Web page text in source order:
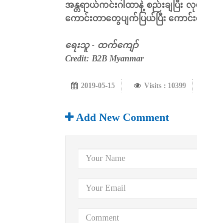
အန္တရာယ်ကင်းဂါထာနဲ့ စည်းချပ
ကောင်းတာတွေပျက်ပြယ်ပြီး ကေ
ရေးသူ - ထက်ကျော်
Credit: B2B Myanmar
2019-05-15 Visits : 10399
Add New Comment